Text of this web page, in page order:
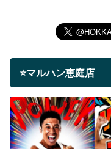
⭐マルハン恵庭店